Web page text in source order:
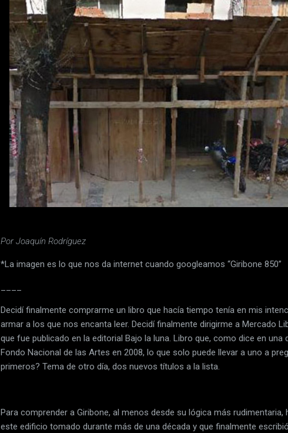
Por Joaquín Rodríguez
*La imagen es lo que nos da internet cuando googleamos “Giribone 850”
Decidí finalmente comprarme un libro que hacía tiempo tenía en mis
armar a los que nos encanta leer. Decidí finalmente dirigirme a Mercado
que fue publicado en la editorial Bajo la luna. Libro que, como dice en
Fondo Nacional de las Artes en 2008, lo que solo puede llevar a uno a
primeros? Tema de otro día, dos nuevos títulos a la lista.
Para comprender a Giribone, al menos desde su lógica más
este edificio tomado durante más de una década y que finalmente